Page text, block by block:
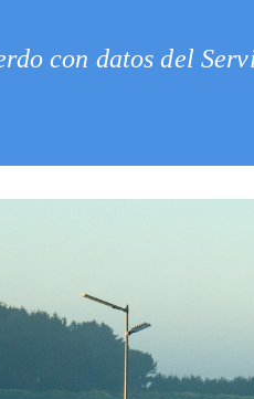
con datos del